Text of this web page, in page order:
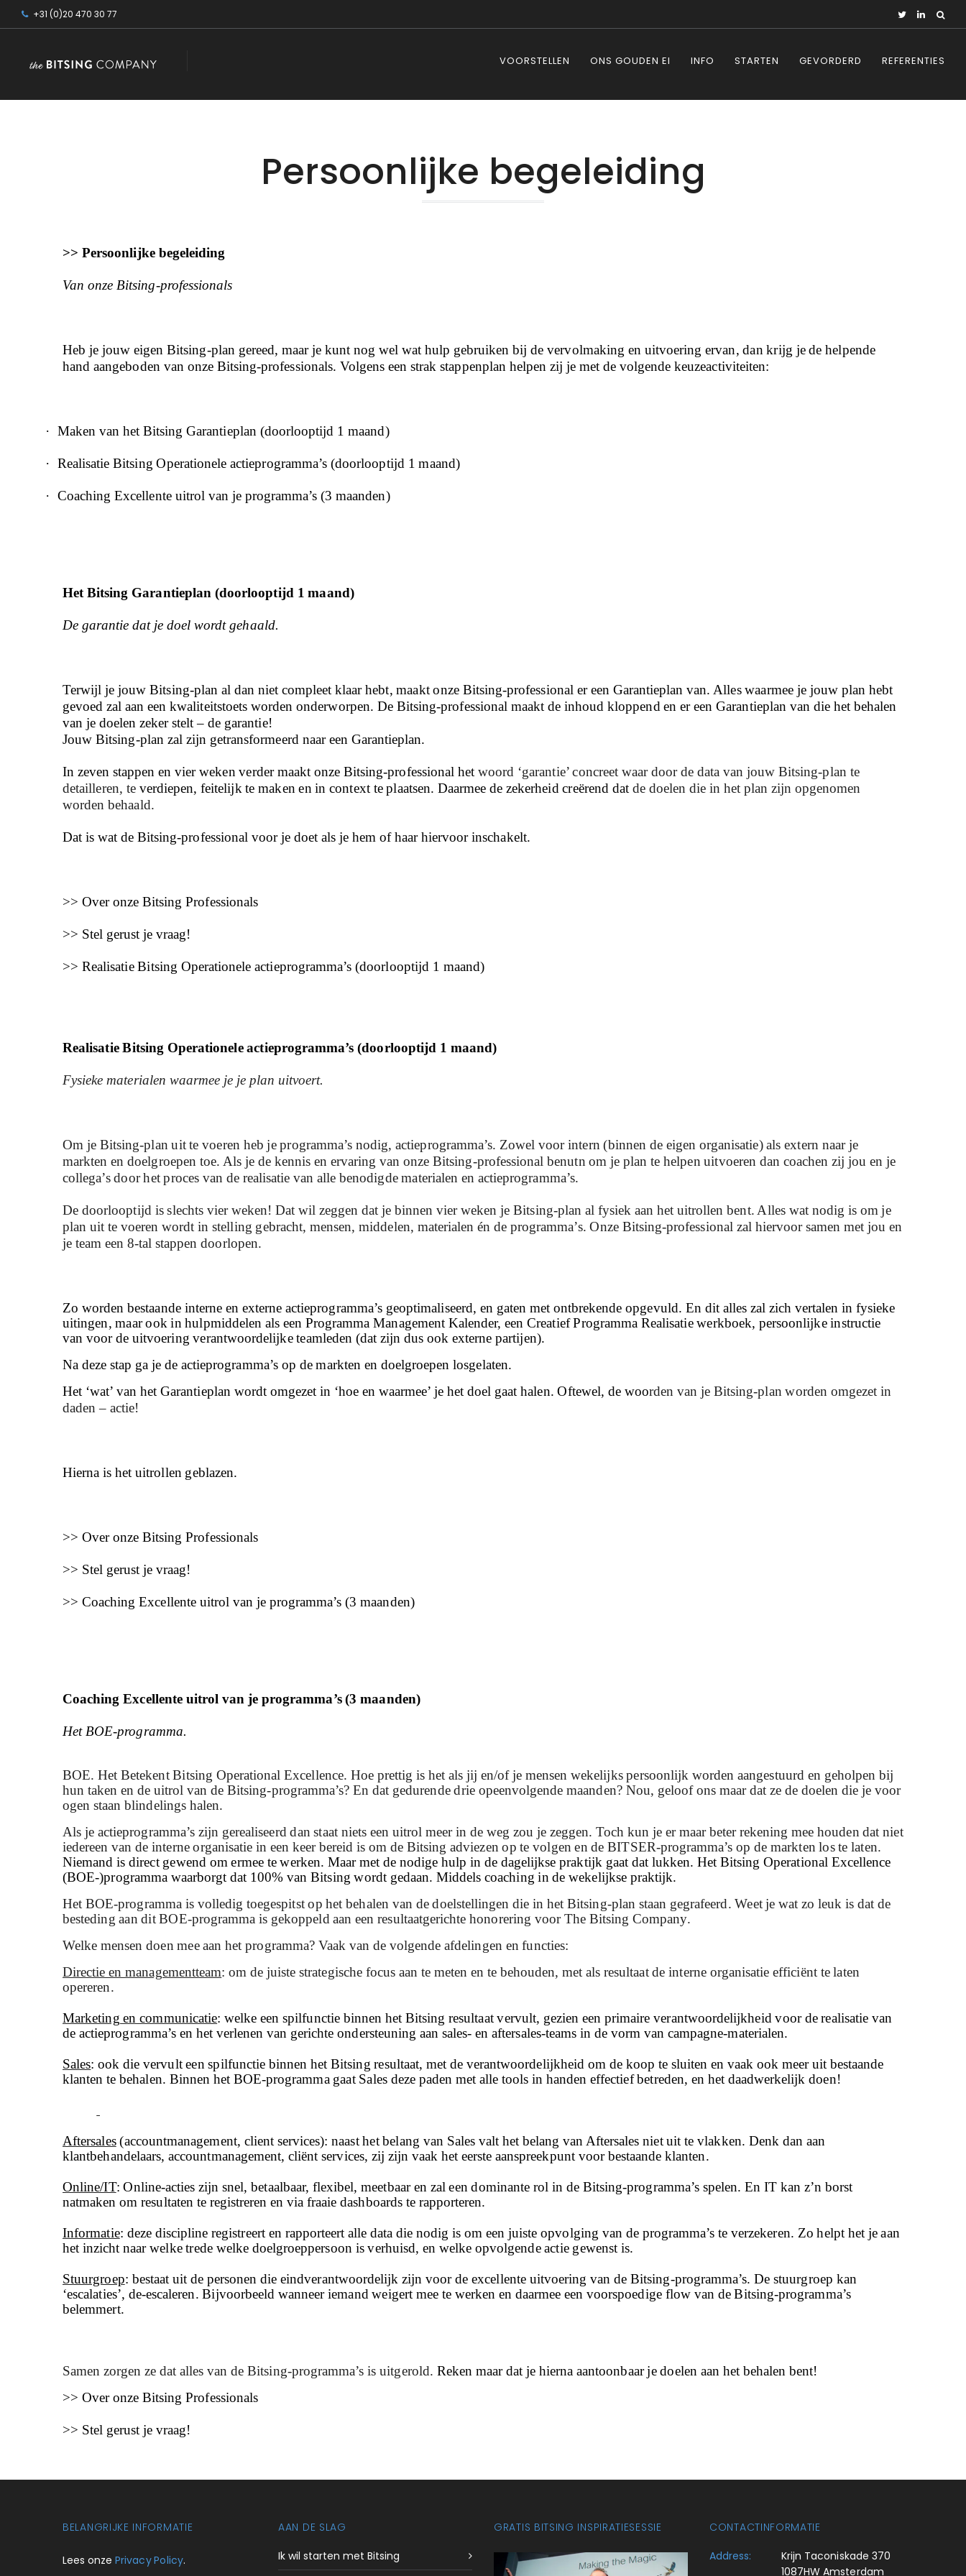
+31 (0)20 470 30 77
VOORSTELLEN ONS GOUDEN EI INFO STARTEN GEVORDERD REFERENTIES
Persoonlijke begeleiding
>> Persoonlijke begeleiding
Van onze Bitsing-professionals
Heb je jouw eigen Bitsing-plan gereed, maar je kunt nog wel wat hulp gebruiken bij de vervolmaking en uitvoering ervan, dan krijg je de helpende
hand aangeboden van onze Bitsing-professionals. Volgens een strak stappenplan helpen zij je met de volgende keuzeactiviteiten:
· Maken van het Bitsing Garantieplan (doorlooptijd 1 maand)
· Realisatie Bitsing Operationele actieprogramma’s (doorlooptijd 1 maand)
· Coaching Excellente uitrol van je programma’s (3 maanden)
Het Bitsing Garantieplan (doorlooptijd 1 maand)
De garantie dat je doel wordt gehaald.
Terwijl je jouw Bitsing-plan al dan niet compleet klaar hebt, maakt onze Bitsing-professional er een Garantieplan van. Alles waarmee je jouw plan hebt
gevoed zal aan een kwaliteitstoets worden onderworpen. De Bitsing-professional maakt de inhoud kloppend en er een Garantieplan van die het behalen
van je doelen zeker stelt – de garantie!
Jouw Bitsing-plan zal zijn getransformeerd naar een Garantieplan.
In zeven stappen en vier weken verder maakt onze Bitsing-professional het woord ‘garantie’ concreet waar door de data van jouw Bitsing-plan te
detailleren, te verdiepen, feitelijk te maken en in context te plaatsen. Daarmee de zekerheid creërend dat de doelen die in het plan zijn opgenomen
worden behaald.
Dat is wat de Bitsing-professional voor je doet als je hem of haar hiervoor inschakelt.
>> Over onze Bitsing Professionals
>> Stel gerust je vraag!
>> Realisatie Bitsing Operationele actieprogramma’s (doorlooptijd 1 maand)
Realisatie Bitsing Operationele actieprogramma’s (doorlooptijd 1 maand)
Fysieke materialen waarmee je je plan uitvoert.
Om je Bitsing-plan uit te voeren heb je programma’s nodig, actieprogramma’s. Zowel voor intern (binnen de eigen organisatie) als extern naar je
markten en doelgroepen toe. Als je de kennis en ervaring van onze Bitsing-professional benutn om je plan te helpen uitvoeren dan coachen zij jou en je
collega’s door het proces van de realisatie van alle benodigde materialen en actieprogramma’s.
De doorlooptijd is slechts vier weken! Dat wil zeggen dat je binnen vier weken je Bitsing-plan al fysiek aan het uitrollen bent. Alles wat nodig is om je
plan uit te voeren wordt in stelling gebracht, mensen, middelen, materialen én de programma’s. Onze Bitsing-professional zal hiervoor samen met jou en
je team een 8-tal stappen doorlopen.
Zo wordenbestaande interne en externe actieprogramma’s geoptimaliseerd, en gaten met ontbrekende opgevuld. En dit alles zal zich vertalen in fysieke
uitingen, maar ook in hulpmiddelen als een Programma Management Kalender, een Creatief Programma Realisatie werkboek, persoonlijke instructie
van voor de uitvoering verantwoordelijke teamleden (dat zijn dus ook externe partijen).
Na deze stap ga je de actieprogramma’s op de markten en doelgroepen losgelaten.
Het ‘wat’ van het Garantieplan wordt omgezet in ‘hoe en waarmee’ je het doel gaat halen. Oftewel, de woorden van je Bitsing-plan worden omgezet in
daden – actie!
Hierna is het uitrollen geblazen.
>> Over onze Bitsing Professionals
>> Stel gerust je vraag!
>> Coaching Excellente uitrol van je programma’s (3 maanden)
Coaching Excellente uitrol van je programma’s (3 maanden)
Het BOE-programma.
BOE. Het Betekent Bitsing Operational Excellence. Hoe prettig is het als jij en/of je mensen wekelijks persoonlijk worden aangestuurd en geholpen bij
hun taken en de uitrol van de Bitsing-programma’s? En dat gedurende drie opeenvolgende maanden? Nou, geloof ons maar dat ze de doelen die je voor
ogen staan blindelings halen.
Als je actieprogramma’s zijn gerealiseerd dan staat niets een uitrol meer in de weg zou je zeggen. Toch kun je er maar beter rekening mee houden dat niet
iedereen van de interne organisatie in een keer bereid is om de Bitsing adviezen op te volgen en de BITSER-programma’s op de markten los te laten.
Niemand is direct gewend om ermee te werken. Maar met de nodige hulp in de dagelijkse praktijk gaat dat lukken. Het Bitsing Operational Excellence
(BOE-)programma waarborgt dat 100% van Bitsing wordt gedaan. Middels coaching in de wekelijkse praktijk.
Het BOE-programma is volledig toegespitst op het behalen van de doelstellingen die in het Bitsing-plan staan gegrafeerd. Weet je wat zo leuk is dat de
besteding aan dit BOE-programma is gekoppeld aan een resultaatgerichte honorering voor The Bitsing Company.
Welke mensen doen mee aan het programma? Vaak van de volgende afdelingen en functies:
Directie en managementteam: om de juiste strategische focus aan te meten en te behouden, met als resultaat de interne organisatie efficiënt te laten
opereren.
Marketing en communicatie: welke een spilfunctie binnen het Bitsing resultaat vervult, gezien een primaire verantwoordelijkheid voor de realisatie van
de actieprogramma’s en het verlenen van gerichte ondersteuning aan sales- en aftersales-teams in de vorm van campagne-materialen.
Sales: ook die vervult een spilfunctie binnen het Bitsing resultaat, met de verantwoordelijkheid om de koop te sluiten en vaak ook meer uit bestaande
klanten te behalen. Binnen het BOE-programma gaat Sales deze paden met alle tools in handen effectief betreden, en het daadwerkelijk doen!
Aftersales(accountmanagement, client services): naast het belang van Sales valt het belang van Aftersales niet uit te vlakken. Denk dan aan
klantbehandelaars, accountmanagement, cliënt services, zij zijn vaak het eerste aanspreekpunt voor bestaande klanten.
Online/IT: Online-acties zijnsnel, betaalbaar, flexibel, meetbaar en zal een dominante rol in de Bitsing-programma’s spelen. En IT kan z’n borst
natmaken om resultaten te registreren en via fraaie dashboards te rapporteren.
Informatie: deze discipline registreert en rapporteert alle data die nodig is om een juiste opvolging van de programma’s te verzekeren. Zo helpt het je aan
het inzicht naar welke trede welke doelgroeppersoon is verhuisd, en welke opvolgende actie gewenst is.
Stuurgroep: bestaat uit de personen die eindverantwoordelijk zijn voor de excellente uitvoering van de Bitsing-programma’s. De stuurgroep kan
‘escalaties’, de-escaleren. Bijvoorbeeld wanneer iemand weigert mee te werken en daarmee een voorspoedige flow van de Bitsing-programma’s
belemmert.
Samen zorgen ze dat alles van de Bitsing-programma’s is uitgerold. Reken maar dat je hierna aantoonbaar je doelen aan het behalen bent!
>> Over onze Bitsing Professionals
>> Stel gerust je vraag!
BELANGRIJKE INFORMATIE
Lees onzePrivacy Policy.
AAN DE SLAG
Ik wil starten met Bitsing
GRATIS BITSING INSPIRATIESESSIE
CONTACTINFORMATIE
Address:
Krijn Taconiskade 370
1087HW Amsterdam